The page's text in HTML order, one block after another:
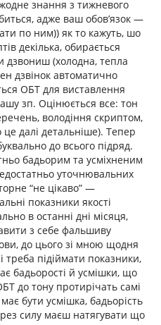
знання з тижневого
адже ваш обов’язок —
по ним)) як то кажуть, шо
декілька, обирається
дзвониш (холодна, тепла
дзвінок автоматично
ОБТ для виставлення
зп. Оцінюється все: тон
володіння скриптом,
це далі детальніше). Тепер
до всього підряд.
бадьорим та усміхненим
уточнювальних
“не цікаво” —
показники якості
в останні дні місяця,
з себе фальшиву
до цього зі мною щодня
треба підіймати показники,
бадьорості й усмішки, що
до тону протирічать самі
бути усмішка, бадьорість
силу маєш натягувати що